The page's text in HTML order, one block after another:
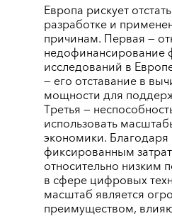
Европа рискует
разработке и
причинам. Первая —
недофинансирование
исследований в
— его отставание в
мощности для
Третья —
использовать
экономики.
фиксированным
относительно низким
в сфере цифровых
масштаб является
преимуществом,